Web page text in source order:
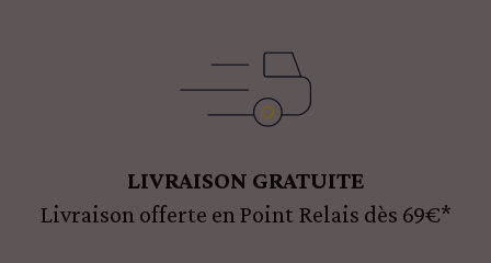
LIVRAISON GRATUITE
Livraison offerte en Point Relais dès 69€*